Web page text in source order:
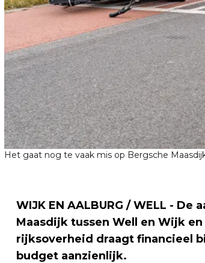
Het gaat nog te vaak mis op Bergsche
WIJK EN AALBURG / WELL -
Maasdijk tussen Well en Wijk
rijksoverheid draagt financieel
budget aanzienlijk.